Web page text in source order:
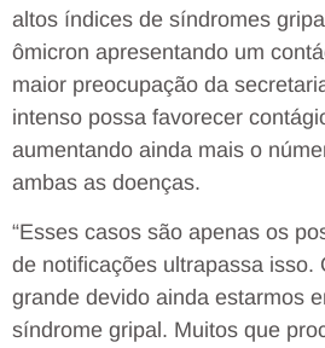
altos índices de síndromes
ômicron apresentando um
maior preocupação da
intenso possa favorecer
aumentando ainda mais o
ambas as doenças.
“Esses casos são apenas os
de notificações ultrapassa isso.
grande devido ainda estarmos
síndrome gripal. Muitos que